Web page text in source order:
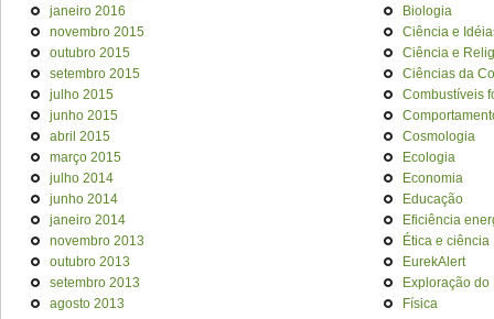
janeiro 2016
novembro 2015
outubro 2015
setembro 2015
julho 2015
junho 2015
abril 2015
março 2015
julho 2014
junho 2014
janeiro 2014
novembro 2013
outubro 2013
setembro 2013
agosto 2013
Biologia
Ciência e
Ciência e
Ciências da
Combustíveis
Cosmologia
Ecologia
Economia
Educação
Eficiência
Ética e ciência
EurekAlert
Exploração do
Física